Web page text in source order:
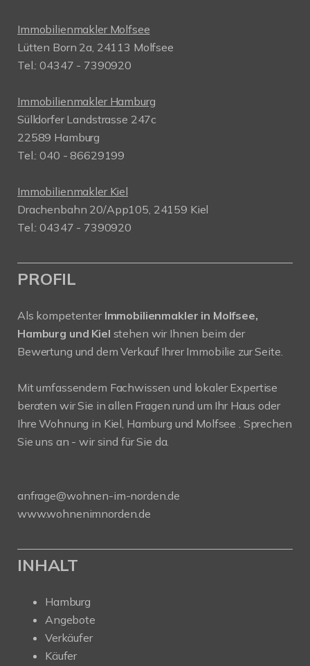
Immobilienmakler Molfsee
Lütten Born 2a, 24113 Molfsee
Tel.: 04347 - 7390920
Immobilienmakler Hamburg
Sülldorfer Landstrasse 247c
22589 Hamburg
Tel.: 040 - 86629199
Immobilienmakler Kiel
Drachenbahn 20/App105, 24159 Kiel
Tel.: 04347 - 7390920
PROFIL
Als kompetenter Immobilienmakler in Molfsee,
Hamburg und Kiel stehen wir Ihnen beim der
Bewertung und dem Verkauf Ihrer Immobilie zur Seite.
Mit umfassendem Fachwissen und lokaler Expertise
beraten wir Sie in allen Fragen rund um Ihr Haus oder
Ihre Wohnung in Kiel, Hamburg und Molfsee . Sprechen
Sie uns an - wir sind für Sie da.
anfrage@wohnen-im-norden.de
www.wohnenimnorden.de
INHALT
Hamburg
Angebote
Verkäufer
Käufer